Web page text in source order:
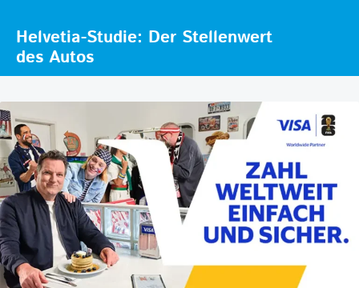
Helvetia-Studie: Der Stellenwert
des Autos